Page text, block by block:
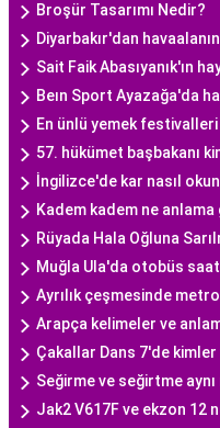
Broşür Tasarımı Nedir?
Diyarbakır'dan
Sait Faik Abasıyanık'ın
Beın Sport Ayazağa'da
En ünlü yemek festivalleri
57. hükümet başbakanı
İngilizce'de kar nasıl
Kadem kadem ne anlama
Rüyada Hala Oğluna
Muğla Ula'da otobüs
Ayrılık çeşmesinde metro
Arapça kelimeler ve
Çakallar Dans 7'de kimler
Seğirme ve seğirtme aynı
Jak2 V617F ve ekzon 12